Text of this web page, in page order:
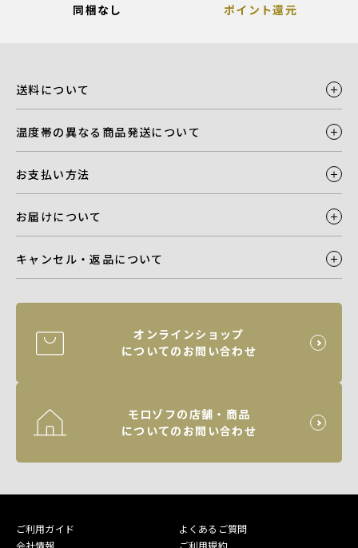
同梱なし
ポイント還元
送料について
温度帯の異なる商品発送について
お支払い方法
お届けについて
キャンセル・返品について
オンラインショップ
についてのお問い合わせ
モロゾフの店舗・商品
についてのお問い合わせ
ご利用ガイド
よくあるご質問